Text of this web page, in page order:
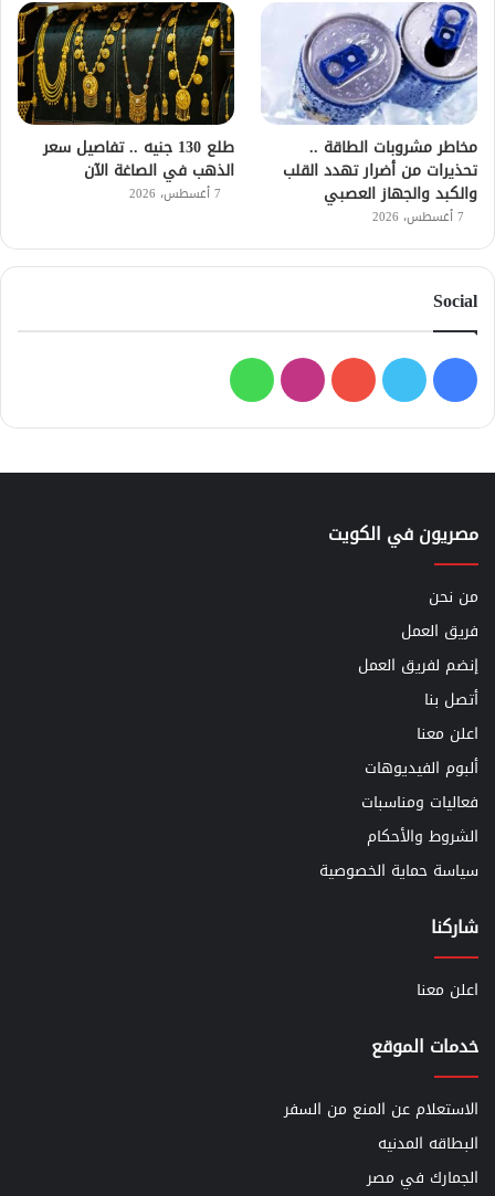
مخاطر مشروبات الطاقة ..
تحذيرات من أضرار تهدد القلب
والكبد والجهاز العصبي
7 أغسطس، 2026
طلع 130 جنيه .. تفاصيل سعر
الذهب في الصاغة الآن
7 أغسطس، 2026
Social
فيسبوك
تويتر يوتيوبانستقرامواتساب
مصريون في الكويت
من نحن
فريق العمل
إنضم لفريق العمل
أتصل بنا
اعلن معنا
ألبوم الفيديوهات
فعاليات ومناسبات
الشروط والأحكام
سياسة حماية الخصوصية
شاركنا
اعلن معنا
خدمات الموقع
الاستعلام عن المنع من السفر
البطاقه المدنيه
الجمارك في مصر